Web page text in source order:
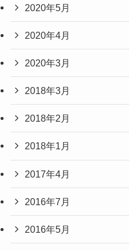
2020年5月
2020年4月
2020年3月
2018年3月
2018年2月
2018年1月
2017年4月
2016年7月
2016年5月